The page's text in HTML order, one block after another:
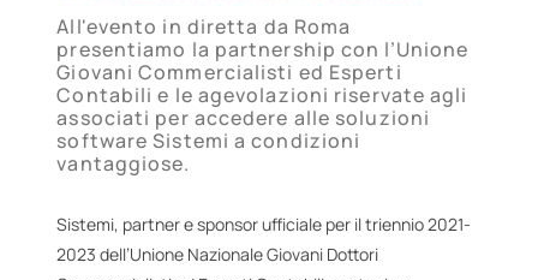
All'evento in diretta da Roma
presentiamo la partnership con l’Unione
Giovani Commercialisti ed Esperti
Contabili e le agevolazioni riservate agli
associati per accedere alle soluzioni
software Sistemi a condizioni
vantaggiose.
Sistemi, partner e sponsor ufficiale per il triennio 2021-
2023 dell’Unione Nazionale Giovani Dottori